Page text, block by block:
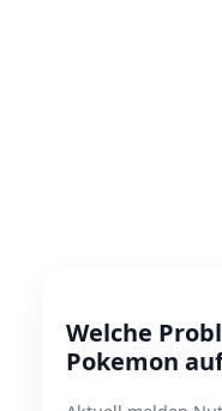
Welche
Pokemon